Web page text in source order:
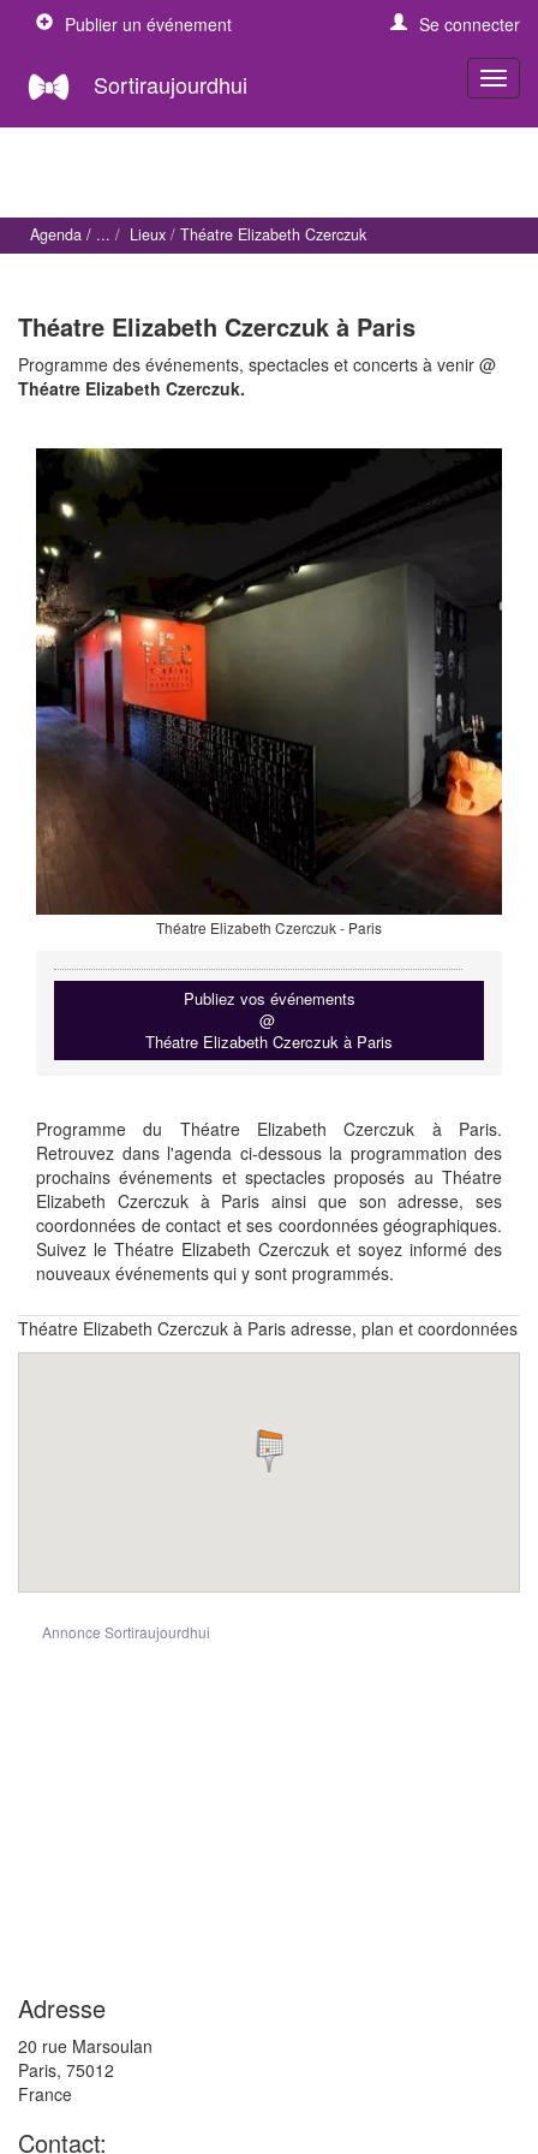
Publier un événement Se connecter
Sortiraujourdhui
Agenda Lieux Théatre Elizabeth Czerczuk
Théatre Elizabeth Czerczuk à Paris
Programme des événements, spectacles et concerts à venir @
Théatre Elizabeth Czerczuk.
Théatre Elizabeth Czerczuk - Paris
Publiez vos événements
@
Théatre Elizabeth Czerczuk à Paris
Programme du Théatre Elizabeth Czerczuk à Paris.
Retrouvez dans l'agenda ci-dessous la programmation des
prochains événements et spectacles proposés au Théatre
Elizabeth Czerczuk à Paris ainsi que son adresse, ses
coordonnées de contact et ses coordonnées géographiques.
Suivez le Théatre Elizabeth Czerczuk et soyez informé des
nouveaux événements qui y sont programmés.
Théatre Elizabeth Czerczuk à Paris adresse, plan et coordonnées
Annonce Sortiraujourdhui
Adresse
20 rue Marsoulan
Paris, 75012
France
Contact: